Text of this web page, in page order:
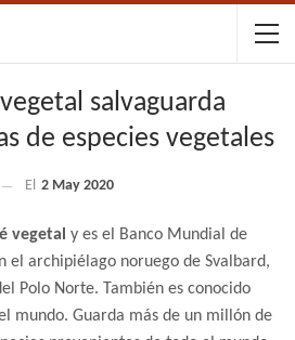
salvaguarda
de especies vegetales
El 2 May 2020
vegetal y es el Banco Mundial de
el archipiélago noruego de Svalbard,
Polo Norte. También es conocido
mundo. Guarda más de un millón de